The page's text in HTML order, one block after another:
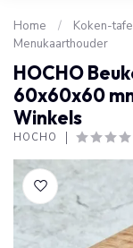
Home / Koken-
Menukaarthouder
HOCHO
60x60x60
Winkels
HOCHO